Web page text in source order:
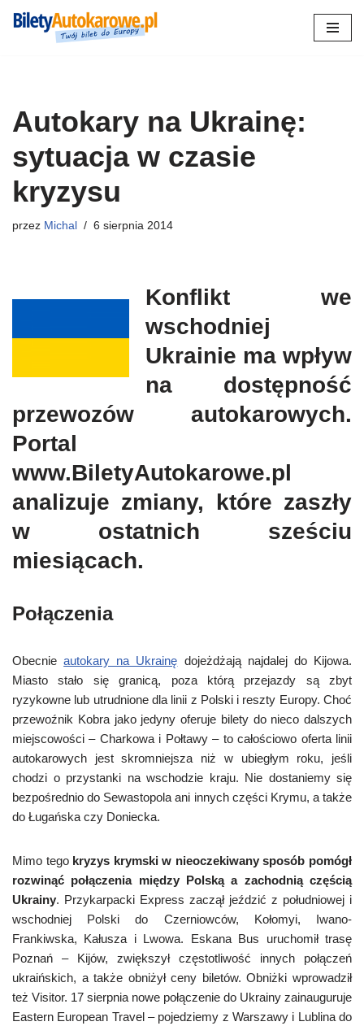
Autokary na Ukrainę:
sytuacja w czasie
kryzysu
przez Michal 6 sierpnia 2014
Konflikt we
wschodniej
Ukrainie ma wpływ
na dostępność
przewozów autokarowych.
Portal
www.BiletyAutokarowe.pl
analizuje zmiany, które zaszły
w ostatnich sześciu
miesiącach.
Połączenia
Obecnieautokary na Ukrainę dojeżdżają najdalej do Kijowa.
Miasto stało się granicą, poza którą przejazdy są zbyt
ryzykowne lub utrudnione dla linii z Polski i reszty Europy. Choć
przewoźnik Kobra jako jedyny oferuje bilety do nieco dalszych
miejscowości – Charkowa i Połtawy – to całościowo oferta linii
autokarowych jest skromniejsza niż w ubiegłym roku, jeśli
chodzi o przystanki na wschodzie kraju. Nie dostaniemy się
bezpośrednio do Sewastopola ani innych części Krymu, a także
do Ługańska czy Doniecka.
Mimo tego kryzys krymski w nieoczekiwany sposób pomógł
rozwinąć połączenia między Polską a zachodnią częścią
Ukrainy. Przykarpacki Express zaczął jeździć z południowej i
wschodniej Polski do Czerniowców, Kołomyi, Iwano-
Frankiwska, Kałusza i Lwowa. Eskana Bus uruchomił trasę
Poznań – Kijów, zwiększył częstotliwość innych połączeń
ukraińskich, a także obniżył ceny biletów. Obniżki wprowadził
też Visitor. 17 sierpnia nowe połączenie do Ukrainy zainauguruje
Eastern European Travel – pojedziemy z Warszawy i Lublina do